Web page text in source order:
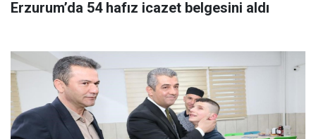
Erzurum’da 54 hafız icazet belgesini aldı